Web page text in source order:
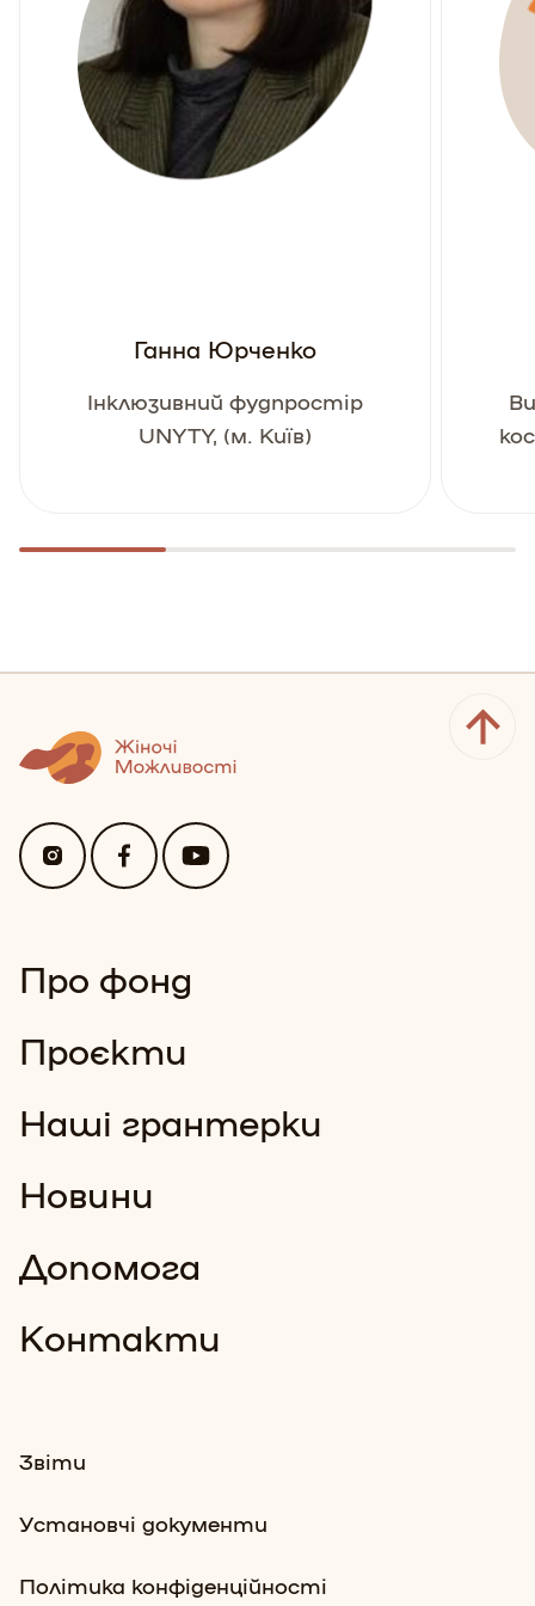
Ганна Юрченко
Інклюзивний фудпростір
UNYTY, (м. Київ)
Про фонд
Проєкти
Наші грантерки
Новини
Допомога
Контакти
Звіти
Установчі документи
Політика конфіденційності